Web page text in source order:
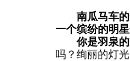
南瓜马车
一个缤纷的明星
你是羽泉
吗？绚丽的灯